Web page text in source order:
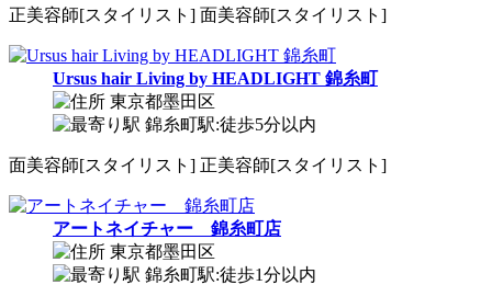
正美容師[スタイリスト] 面美容師[スタイリスト]
Ursus hair Living by HEADLIGHT 錦糸町
東京都墨田区
錦糸町駅:徒歩5分以内
面美容師[スタイリスト] 正美容師[スタイリスト]
アートネイチャー 錦糸町店
東京都墨田区
錦糸町駅:徒歩1分以内